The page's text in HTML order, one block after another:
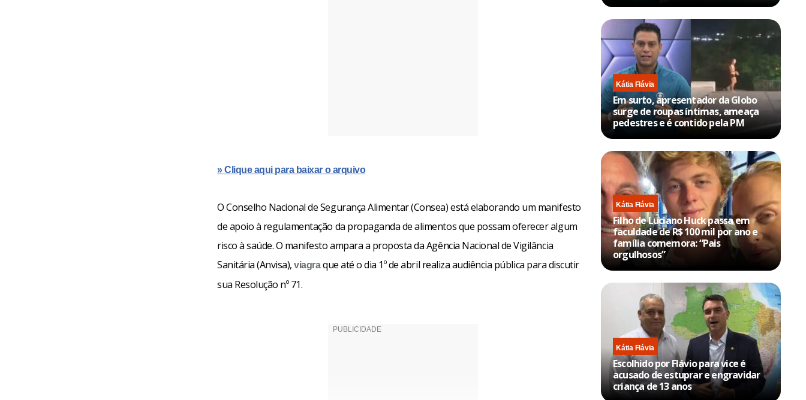
» Clique aqui para baixar o arquivo
O Conselho Nacional de Segurança Alimentar (Consea) está elaborando um manifesto
de apoio à regulamentação da propaganda de alimentos que possam oferecer algum
risco à saúde. O manifesto ampara a proposta da Agência Nacional de Vigilância
Sanitária (Anvisa),viagraque até o dia 1º de abril realiza audiência pública para discutir
sua Resolução nº 71.
Kátia Flávia
Em surto, apresentador da Globo
surge de roupas íntimas, ameaça
pedestres e é contido pela PM
Kátia Flávia
Filho de Luciano Huck passa em
faculdade de R$ 100 mil por ano e
família comemora: “Pais
orgulhosos”
Kátia Flávia
Escolhido por Flávio para vice é
acusado de estuprar e engravidar
criança de 13 anos